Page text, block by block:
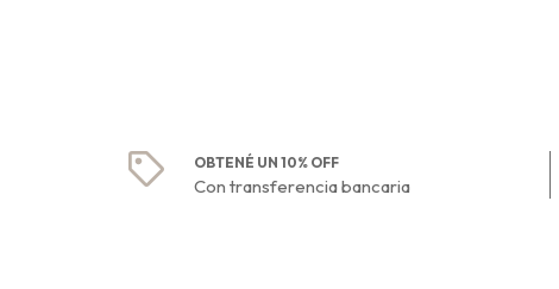
OBTENÉ UN 10% OFF
Con transferencia bancaria